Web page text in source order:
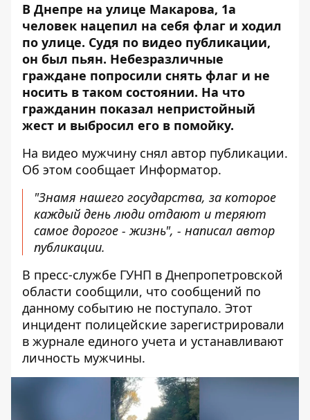
В Днепре на улице Макарова, 1а
человек нацепил на себя флаг и ходил
по улице. Судя по видео публикации,
он был пьян. Небезразличные
граждане попросили снять флаг и не
носить в таком состоянии. На что
гражданин показал непристойный
жест и выбросил его в помойку.
На видео мужчину снял автор публикации.
Об этом сообщает Информатор.
"Знамя нашего государства, за которое
каждый день люди отдают и теряют
самое дорогое - жизнь", - написал автор
публикации.
В пресс-службе ГУНП в Днепропетровской
области сообщили, что сообщений по
данному событию не поступало. Этот
инцидент полицейские зарегистрировали
в журнале единого учета и устанавливают
личность мужчины.